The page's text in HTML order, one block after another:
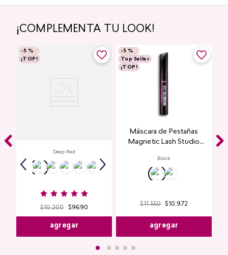
¡COMPLEMENTA TU LOOK!
-5 %
¡TOP!
Deep Red
$10.200 $9690
agregar
-5 %
Top Seller
¡TOP!
Máscara de Pestañas
Magnetic Lash Studio
Black
$11.550 $ 10.972
agregar